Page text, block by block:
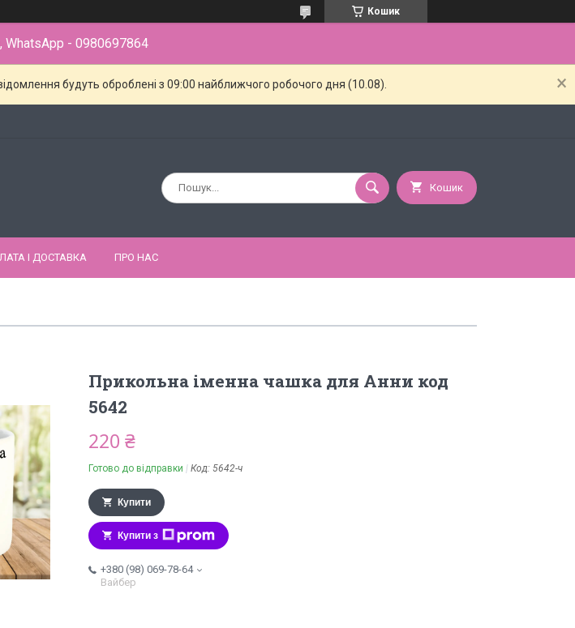
Кошик
WhatsApp - 0980697864
будуть оброблені з 09:00 найближчого робочого дня (10.08).
Кошик
І ДОСТАВКА ПРО НАС
Прикольна іменна чашка для Анни код
5642
220 ₴
Готово до відправки Код: 5642-ч
Купити
Купити з
+380 (98) 069-78-64
Вайбер